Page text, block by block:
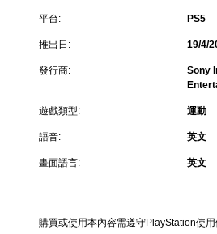
平台: PS5
推出日: 19/4/
發行商:
Sony
遊戲類型: 運動
語音: 英文
畫面語言: 英文
購買或使用本內容需遵守PlayStation使用